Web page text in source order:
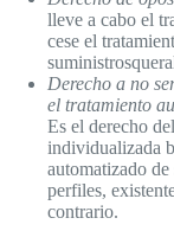
lleve a cabo el
cese el
Derecho a no
el tratamiento
Es el derecho
individualizada
automatizado
perfiles,
contrario.